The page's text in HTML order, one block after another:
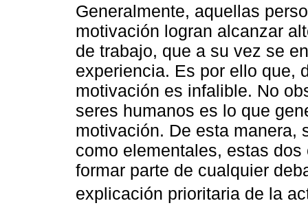
Generalmente, aquellas
motivación logran alcanzar
de trabajo, que a su vez se
experiencia. Es por ello que,
motivación es infalible. No
seres humanos es lo que
motivación. De esta manera,
como elementales, estas
formar parte de cualquier
explicación prioritaria de la